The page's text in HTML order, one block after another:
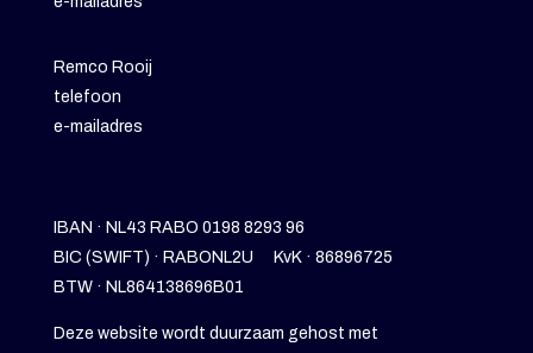
Remco Rooij
telefoon
e-mailadres
IBAN · NL43 RABO 0198 8293 96
BIC (SWIFT) · RABONL2U KvK · 86896725
BTW · NL864138696B01
Deze website wordt duurzaam gehost met